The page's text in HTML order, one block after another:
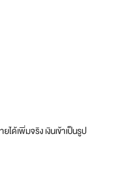
ด้เพิ่มจริง เงินเข้าเป็นรูป